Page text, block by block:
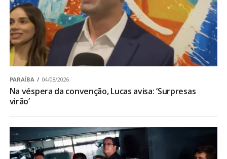
PARAÍBA 04/08/2026
Na véspera da convenção, Lucas avisa: ‘Surpresas
virão’